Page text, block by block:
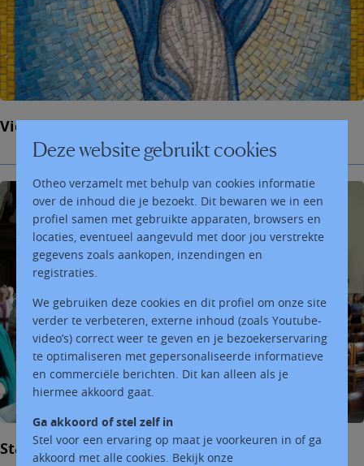
Vieringen O.-L.-Vrouw Hemelvaart
Startvieringen 2026
Deze website gebruikt cookies
Otheo verzamelt met behulp van cookies informatie
over de inhoud die je bezoekt. Dit bewaren we in een
profiel samen met gebruikte apparaten, browsers en
locaties, eventueel aangevuld met door jou verstrekte
gegevens zoals aankopen, inzendingen en
registraties.
We gebruiken deze cookies en dit profiel om onze site
verder te verbeteren, externe inhoud (zoals Youtube-
video’s) correct weer te geven en je bezoekerservaring
te optimaliseren met gepersonaliseerde informatieve
en commerciële berichten. Dit kan alleen als je
hiermee akkoord gaat.
Ga akkoord of stel zelf in
Stel voor een ervaring op maat je voorkeuren in of ga
akkoord met alle cookies. Bekijk onze